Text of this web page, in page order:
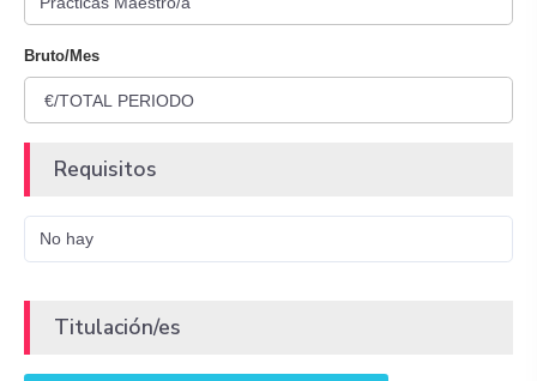
Bruto/Mes
Requisitos
No hay
Titulación/es